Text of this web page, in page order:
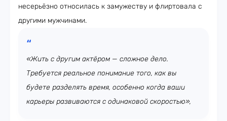
несерьёзно относилась к замужеству и флиртовала с
другими мужчинами.
«Жить с другим актёром — сложное дело.
Требуется реальное понимание того, как вы
будете разделять время, особенно когда ваши
карьеры развиваются с одинаковой скоростью»,